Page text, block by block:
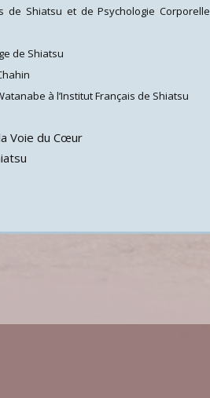
de Shiatsu et de Psychologie Corporelle
de Shiatsu
à l’Institut Français de Shiatsu
Voie du Cœur